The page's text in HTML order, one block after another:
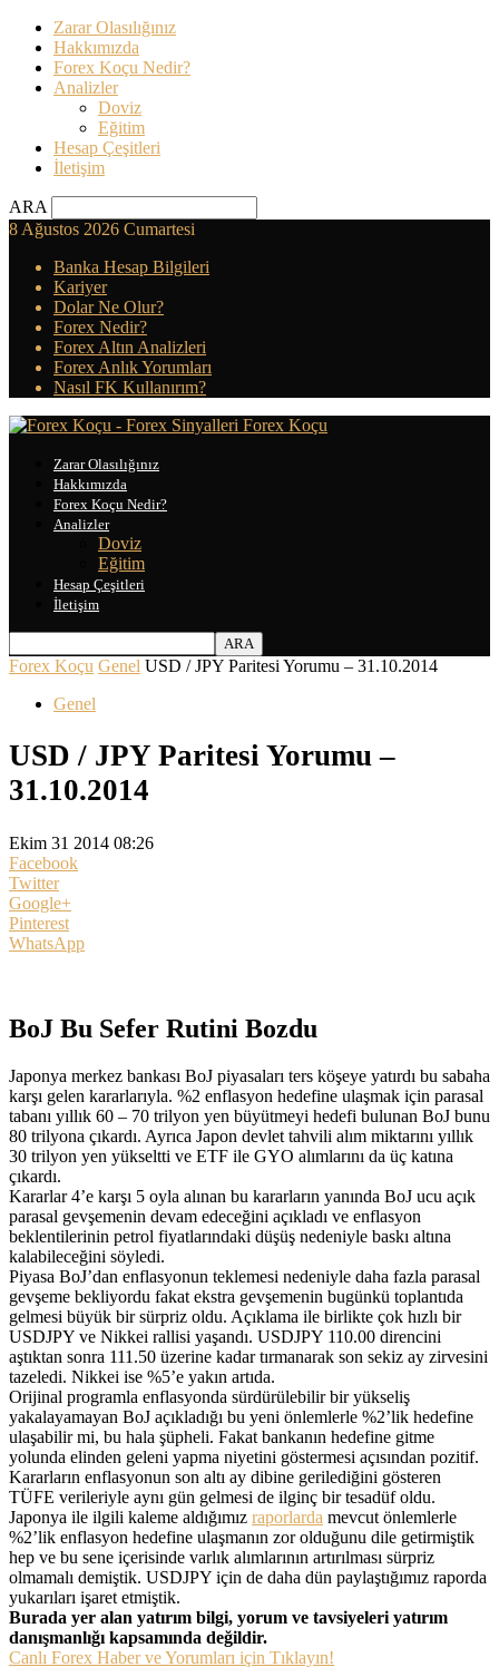
Zarar Olasılığınız
Hakkımızda
Forex Koçu Nedir?
Analizler
Doviz
Eğitim
Hesap Çeşitleri
İletişim
ARA
8 Ağustos 2026 Cumartesi
Banka Hesap Bilgileri
Kariyer
Dolar Ne Olur?
Forex Nedir?
Forex Altın Analizleri
Forex Anlık Yorumları
Nasıl FK Kullanırım?
Forex Koçu
Zarar Olasılığınız
Hakkımızda
Forex Koçu Nedir?
Analizler
Doviz
Eğitim
Hesap Çeşitleri
İletişim
Forex Koçu Genel USD / JPY Paritesi Yorumu – 31.10.2014
Genel
USD / JPY Paritesi Yorumu –
31.10.2014
Ekim 31 2014 08:26
Facebook
Twitter
Google+
Pinterest
WhatsApp
BoJ Bu Sefer Rutini Bozdu
Japonya merkez bankası BoJ piyasaları ters köşeye yatırdı bu sabaha
karşı gelen kararlarıyla. %2 enflasyon hedefine ulaşmak için parasal
tabanı yıllık 60 – 70 trilyon yen büyütmeyi hedefi bulunan BoJ bunu
80 trilyona çıkardı. Ayrıca Japon devlet tahvili alım miktarını yıllık
30 trilyon yen yükseltti ve ETF ile GYO alımlarını da üç katına
çıkardı.
Kararlar 4’e karşı 5 oyla alınan bu kararların yanında BoJ ucu açık
parasal gevşemenin devam edeceğini açıkladı ve enflasyon
beklentilerinin petrol fiyatlarındaki düşüş nedeniyle baskı altına
kalabileceğini söyledi.
Piyasa BoJ’dan enflasyonun teklemesi nedeniyle daha fazla parasal
gevşeme bekliyordu fakat ekstra gevşemenin bugünkü toplantıda
gelmesi büyük bir sürpriz oldu. Açıklama ile birlikte çok hızlı bir
USDJPY ve Nikkei rallisi yaşandı. USDJPY 110.00 direncini
aştıktan sonra 111.50 üzerine kadar tırmanarak son sekiz ay zirvesini
tazeledi. Nikkei ise %5’e yakın artıda.
Orijinal programla enflasyonda sürdürülebilir bir yükseliş
yakalayamayan BoJ açıkladığı bu yeni önlemlerle %2’lik hedefine
ulaşabilir mi, bu hala şüpheli. Fakat bankanın hedefine gitme
yolunda elinden geleni yapma niyetini göstermesi açısından pozitif.
Kararların enflasyonun son altı ay dibine gerilediğini gösteren
TÜFE verileriyle aynı gün gelmesi de ilginç bir tesadüf oldu.
Japonya ile ilgili kaleme aldığımız raporlarda mevcut önlemlerle
%2’lik enflasyon hedefine ulaşmanın zor olduğunu dile getirmiştik
hep ve bu sene içerisinde varlık alımlarının artırılması sürpriz
olmamalı demiştik. USDJPY için de daha dün paylaştığımız raporda
yukarıları işaret etmiştik.
Burada yer alan yatırım bilgi, yorum ve tavsiyeleri yatırım
danışmanlığı kapsamında değildir.
Canlı Forex Haber ve Yorumları için Tıklayın!